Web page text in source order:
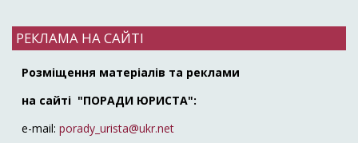
РЕКЛАМА НА САЙТІ
Розміщення матеріалів та реклами
на сайті "ПОРАДИ ЮРИСТА":
e-mail: porady_urista@ukr.net